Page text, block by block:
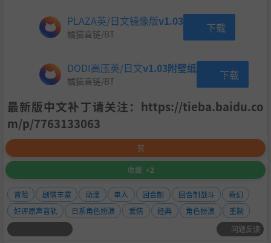
PLAZA英/日文镜像版v1.03
橘猫直链/BT 下载
DODI高压英/日文v1.03附壁纸
橘猫直链/BT 下载
最新版中文补丁请关注：https://tieba.baidu.co
m/p/7763133063
赞
收藏 +2
冒险 剧情丰富 动漫 单人 回合制 回合制战斗
奇幻
好评原声音轨
日系角色扮演 爱情 经典 角色扮演
重制
问题反馈